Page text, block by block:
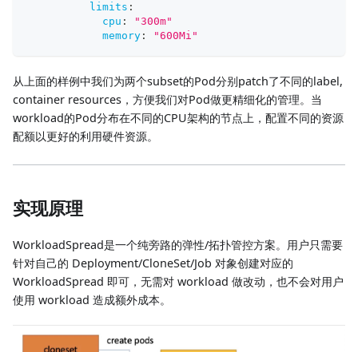
limits :
cpu :
"300m"
memory : "600Mi"
从上面的样例中我们为两个subset的Pod分别patch了不同的label,
container resources，方便我们对Pod做更精细化的管理。当
workload的Pod分布在不同的CPU架构的节点上，配置不同的资源
配额以更好的利用硬件资源。
实现原理
WorkloadSpread是一个纯旁路的弹性/拓扑管控方案。用户只需要
针对自己的 Deployment/CloneSet/Job 对象创建对应的
WorkloadSpread 即可，无需对 workload 做改动，也不会对用户
使用 workload 造成额外成本。